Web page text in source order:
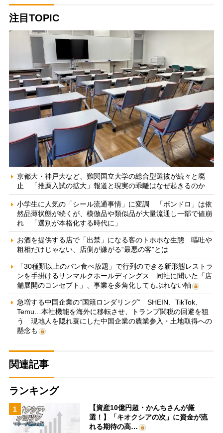
注目TOPIC
京都大・神戸大など、難関国立大学の総合型選抜が続々と廃
止 「推薦入試の拡大」報道と現実の乖離はなぜ起きるのか
小学生に人気の「シール流通事情」に変調 「ボンドロ」は依
然品薄状態が続くが、模倣品や類似品が大量流通し一部で値崩
れ 「選別が本格化する時代に」
お酒を提供する店で「出禁」になる客のトホホな生態 嘔吐や
粗相だけじゃない、店側が嫌がる“最悪の客”とは
「30種類以上のパン食べ放題」で行列のできる新形態レストラ
ンを手掛けるサンマルクホールディングス 同社に聞いた「店
舗展開のコンセプト」、事業を多角化してもぶれない軸
急増する中国企業の“国籍ロンダリング” SHEIN、TikTok、
Temu…本社機能を海外に移転させ、トランプ関税の回避を狙
う 現地人を隠れ蓑にした中国企業の農業参入・土地取得への
懸念も
関連記事
ランキング
1
【資産10億円超・かんちさんが厳
選！】「キオクシアの次」に資金が流
れる期待の高…